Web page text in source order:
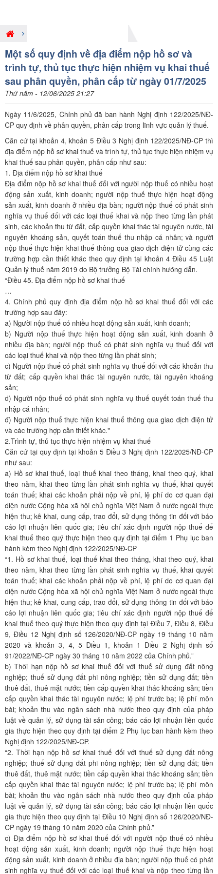
Giới thiệu nội dung pháp luật mới
Một số quy định về địa điểm nộp hồ sơ và
trình tự, thủ tục thực hiện nhiệm vụ khai thuế
sau phân quyền, phân cấp từ ngày 01/7/2025
Thứ năm - 12/06/2025 21:27
Ngày 11/6/2025, Chính phủ đã ban hành Nghị định 122/2025/NĐ-
CP quy định về phân quyền, phân cấp trong lĩnh vực quản lý thuế.
Căn cứ tại khoản 4, khoản 5 Điều 3 Nghị định 122/2025/NĐ-CP thì
địa điểm nộp hồ sơ khai thuế và trình tự, thủ tục thực hiện nhiệm vụ
khai thuế sau phân quyền, phân cấp như sau:
1. Địa điểm nộp hồ sơ khai thuế
Địa điểm nộp hồ sơ khai thuế đối với người nộp thuế có nhiều hoạt
động sản xuất, kinh doanh; người nộp thuế thực hiện hoạt động
sản xuất, kinh doanh ở nhiều địa bàn; người nộp thuế có phát sinh
nghĩa vụ thuế đối với các loại thuế khai và nộp theo từng lần phát
sinh, các khoản thu từ đất, cấp quyền khai thác tài nguyên nước, tài
nguyên khoáng sản, quyết toán thuế thu nhập cá nhân; và người
nộp thuế thực hiện khai thuế thông qua giao dịch điện tử cùng các
trường hợp cần thiết khác theo quy định tại khoản 4 Điều 45 Luật
Quản lý thuế năm 2019 do Bộ trưởng Bộ Tài chính hướng dẫn.
“Điều 45. Địa điểm nộp hồ sơ khai thuế
…
4. Chính phủ quy định địa điểm nộp hồ sơ khai thuế đối với các
trường hợp sau đây:
a) Người nộp thuế có nhiều hoạt động sản xuất, kinh doanh;
b) Người nộp thuế thực hiện hoạt động sản xuất, kinh doanh ở
nhiều địa bàn; người nộp thuế có phát sinh nghĩa vụ thuế đối với
các loại thuế khai và nộp theo từng lần phát sinh;
c) Người nộp thuế có phát sinh nghĩa vụ thuế đối với các khoản thu
từ đất; cấp quyền khai thác tài nguyên nước, tài nguyên khoáng
sản;
d) Người nộp thuế có phát sinh nghĩa vụ thuế quyết toán thuế thu
nhập cá nhân;
đ) Người nộp thuế thực hiện khai thuế thông qua giao dịch điện tử
và các trường hợp cần thiết khác."
2.Trình tự, thủ tục thực hiện nhiệm vụ khai thuế
Căn cứ tại quy định tại khoản 5 Điều 3 Nghị định 122/2025/NĐ-CP
như sau:
a) Hồ sơ khai thuế, loại thuế khai theo tháng, khai theo quý, khai
theo năm, khai theo từng lần phát sinh nghĩa vụ thuế, khai quyết
toán thuế; khai các khoản phải nộp về phí, lệ phí do cơ quan đại
diện nước Cộng hòa xã hội chủ nghĩa Việt Nam ở nước ngoài thực
hiện thu; kê khai, cung cấp, trao đổi, sử dụng thông tin đối với báo
cáo lợi nhuận liên quốc gia; tiêu chí xác định người nộp thuế để
khai thuế theo quý thực hiện theo quy định tại điểm 1 Phụ lục ban
hành kèm theo Nghị định 122/2025/NĐ-CP
“1. Hồ sơ khai thuế, loại thuế khai theo tháng, khai theo quý, khai
theo năm, khai theo từng lần phát sinh nghĩa vụ thuế, khai quyết
toán thuế; khai các khoản phải nộp về phí, lệ phí do cơ quan đại
diện nước Cộng hòa xã hội chủ nghĩa Việt Nam ở nước ngoài thực
hiện thu; kê khai, cung cấp, trao đổi, sử dụng thông tin đối với báo
cáo lợi nhuận liên quốc gia; tiêu chí xác định người nộp thuế để
khai thuế theo quý thực hiện theo quy định tại Điều 7, Điều 8, Điều
9, Điều 12 Nghị định số 126/2020/NĐ-CP ngày 19 tháng 10 năm
2020 và khoản 3, 4, 5 Điều 1, khoản 1 Điều 2 Nghị định số
91/2022/NĐ-CP ngày 30 tháng 10 năm 2022 của Chính phủ.”
b) Thời hạn nộp hồ sơ khai thuế đối với thuế sử dụng đất nông
nghiệp; thuế sử dụng đất phi nông nghiệp; tiền sử dụng đất; tiền
thuê đất, thuê mặt nước; tiền cấp quyền khai thác khoáng sản; tiền
cấp quyền khai thác tài nguyên nước; lệ phí trước bạ; lệ phí môn
bài; khoản thu vào ngân sách nhà nước theo quy định của pháp
luật về quản lý, sử dụng tài sản công; báo cáo lợi nhuận liên quốc
gia thực hiện theo quy định tại điểm 2 Phụ lục ban hành kèm theo
Nghị định 122/2025/NĐ-CP.
“2. Thời hạn nộp hồ sơ khai thuế đối với thuế sử dụng đất nông
nghiệp; thuế sử dụng đất phi nông nghiệp; tiền sử dụng đất; tiền
thuê đất, thuê mặt nước; tiền cấp quyền khai thác khoáng sản; tiền
cấp quyền khai thác tài nguyên nước; lệ phí trước bạ; lệ phí môn
bài; khoản thu vào ngân sách nhà nước theo quy định của pháp
luật về quản lý, sử dụng tài sản công; báo cáo lợi nhuận liên quốc
gia thực hiện theo quy định tại Điều 10 Nghị định số 126/2020/NĐ-
CP ngày 19 tháng 10 năm 2020 của Chính phủ.”
c) Địa điểm nộp hồ sơ khai thuế đối với người nộp thuế có nhiều
hoạt động sản xuất, kinh doanh; người nộp thuế thực hiện hoạt
động sản xuất, kinh doanh ở nhiều địa bàn; người nộp thuế có phát
sinh nghĩa vụ thuế đối với các loại thuế khai và nộp theo từng lần